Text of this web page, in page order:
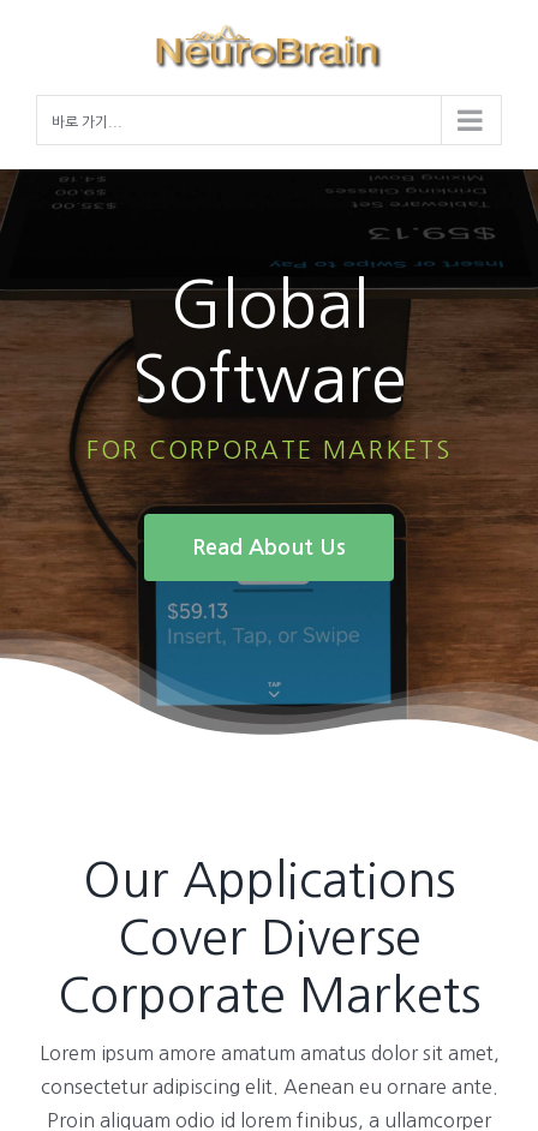
바로 가기...
Global
Software
FOR CORPORATE MARKETS
Read About Us
Our Applications
Cover Diverse
Corporate Markets
Lorem ipsum amore amatum amatus dolor sit amet,
consectetur adipiscing elit. Aenean eu ornare ante.
Proin aliquam odio id lorem finibus, a ullamcorper